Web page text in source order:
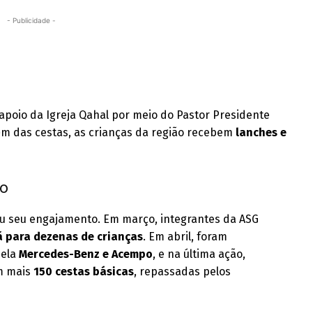
- Publicidade -
da Igreja Qahal por meio do Pastor Presidente
das cestas, as crianças da região recebem lanches e
engajamento. Em março, integrantes da ASG
para dezenas de crianças. Em abril, foram
Mercedes-Benz e Acempo, e na última ação,
mais150 cestas básicas, repassadas pelos